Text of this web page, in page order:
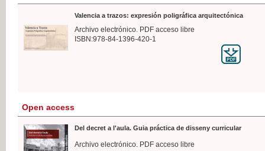
Valencia a trazos: expresión poligráfica arquitectónica
Archivo electrónico. PDF acceso libre
ISBN:978-84-1396-420-1
Open access
Del decret a l'aula. Guia práctica de disseny curricular
Archivo electrónico. PDF acceso libre